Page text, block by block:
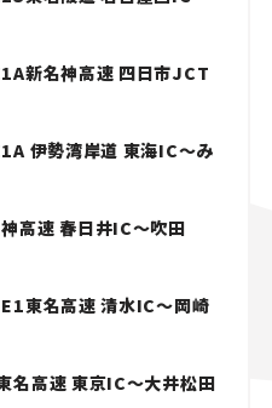
新名神高速 四日市JCT
伊勢湾岸道 東海IC～み
神高速 春日井IC～吹田
E1東名高速 清水IC～岡崎
名高速 東京IC～大井松田